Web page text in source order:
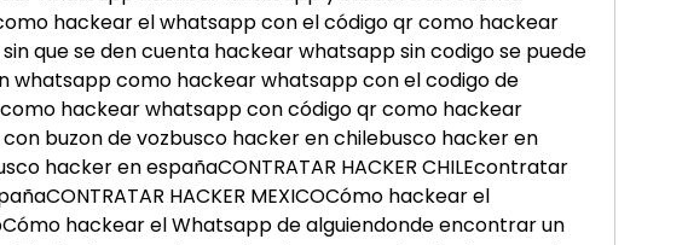
hackear el whatsapp con el código qr como hackear
que se den cuenta hackear whatsapp sin codigo se puede
whatsapp como hackear whatsapp con el codigo de
hackear whatsapp con código qr como hackear
buzon de vozbusco hacker en chilebusco hacker en
hacker en españaCONTRATAR HACKER CHILEcontratar
HACKER MEXICOCómo hackear el
hackear el Whatsapp de alguiendonde encontrar un